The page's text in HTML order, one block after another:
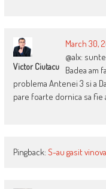
Victor Ciutacu
March 30,
@alx:
Badea am
problema Antenei 3 si a
pare foarte dornica sa fie
Pingback: S-au gasit